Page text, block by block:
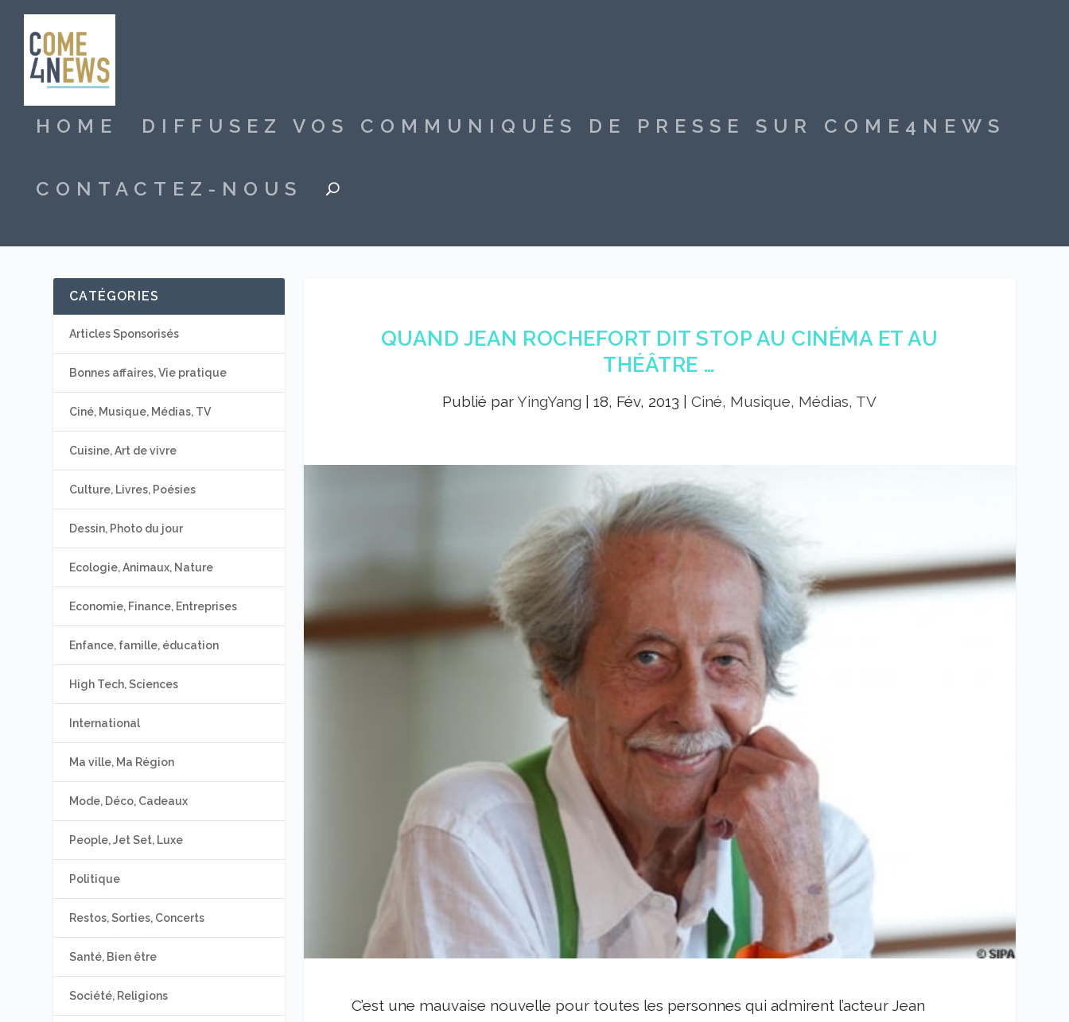
HOME DIFFUSEZ VOS COMMUNIQUÉS DE PRESSE SUR COME4NEWS
CONTACTEZ-NOUS
QUAND JEAN ROCHEFORT DIT STOP AU CINÉMA ET AU
THÉÂTRE …
Publié parYingYang |18, Fév, 2013 |Ciné, Musique, Médias, TV
C’est une mauvaise nouvelle pour toutes les personnes qui admirent l’acteur Jean
CATÉGORIES
Articles Sponsorisés
Bonnes affaires, Vie pratique
Ciné, Musique, Médias, TV
Cuisine, Art de vivre
Culture, Livres, Poésies
Dessin, Photo du jour
Ecologie, Animaux, Nature
Economie, Finance, Entreprises
Enfance, famille, éducation
High Tech, Sciences
International
Ma ville, Ma Région
Mode, Déco, Cadeaux
People, Jet Set, Luxe
Politique
Restos, Sorties, Concerts
Santé, Bien être
Société, Religions